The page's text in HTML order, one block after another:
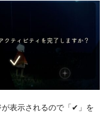
表示されるので「✔」を